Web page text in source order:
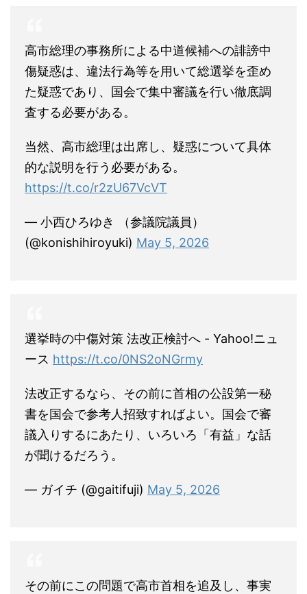
高市総理の事務所による中道候補への誹謗中
傷疑惑は、違法行為等を用いて総選挙を歪め
た疑惑であり、国会で集中審議を行い徹底調
査する必要がある。
当然、高市総理は出席し、疑惑について具体
的な説明を行う必要がある。
https://t.co/r2zU67VcVT
— 小西ひろゆき （参議院議員）
(@konishihiroyuki) May 5, 2026
選挙時の中傷対策 法改正検討へ - Yahoo!ニュ
ース https://t.co/0NS2oNGrmy
法改正するなら、その前に首相の公設第一秘
書を国会で参考人招致すればよい。国会で審
議入りするにあたり、いろいろ「有益」な話
が聞けるだろう。
— ガイチ (@gaitifuji) May 5, 2026
その前にこの問題で高市首相を追及し、事実